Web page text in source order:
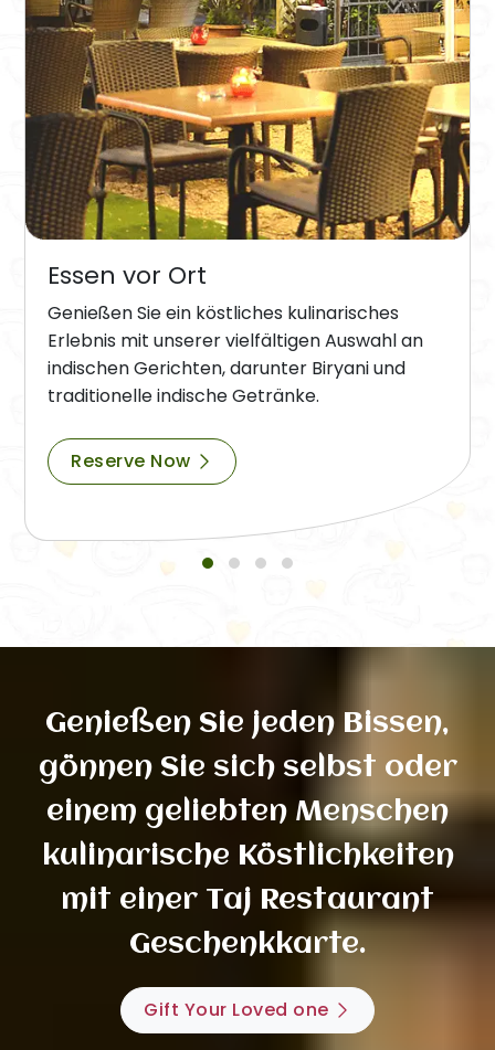
Essen vor Ort
Genießen Sie ein köstliches kulinarisches
Erlebnis mit unserer vielfältigen Auswahl an
indischen Gerichten, darunter Biryani und
traditionelle indische Getränke.
Reserve Now
Genießen Sie jeden Bissen,
gönnen Sie sich selbst oder
einem geliebten Menschen
kulinarische Köstlichkeiten
mit einer Taj Restaurant
Geschenkkarte.
Gift Your Loved one